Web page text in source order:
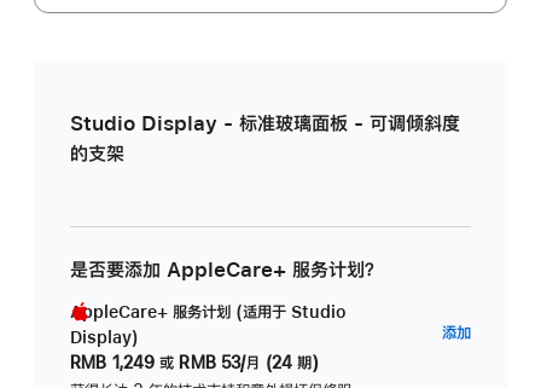
Studio Display - 标准玻璃面板 - 可调倾斜度
的支架
是否要添加 AppleCare+ 服务计划？
AppleCare+ 服务计划 (适用于 Studio
Display)
RMB 1,249 或 RMB 53/月 (24 期)
添加